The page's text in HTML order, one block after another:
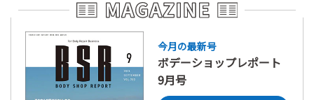
今月の最新号
ボデーショップレポート
9月号